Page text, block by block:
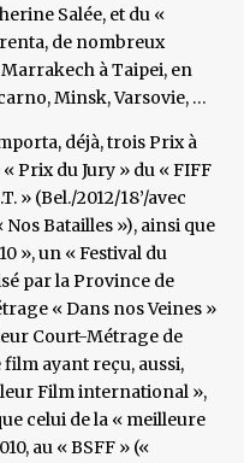
Salée, et du «
de nombreux
à Taipei, en
Minsk, Varsovie, …
déjà, trois Prix à
Prix du Jury » du « FIFF
» (Bel./2012/18’/avec
Batailles »), ainsi que
», un « Festival du
par la Province de
« Dans nos Veines »
Court-Métrage de
film ayant reçu, aussi,
Film international »,
celui de la « meilleure
au « BSFF » («